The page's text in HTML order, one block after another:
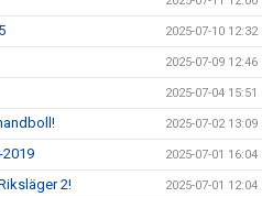
2025-07-10 12:32
2025-07-09 12:46
2025-07-04 15:51
2025-07-02 13:09
2025-07-01 16:04
2! 2025-07-01 12:04